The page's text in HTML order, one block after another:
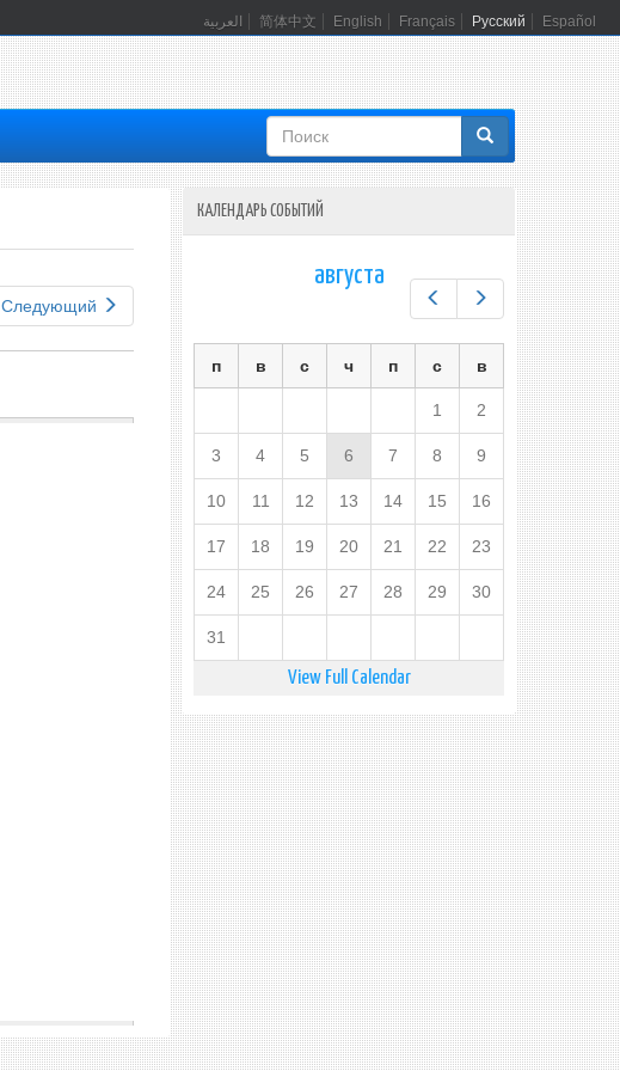
العربية 简体中文 English Français Русский Español
Форма
поиска
Следующий
КАЛЕНДАРЬ СОБЫТИЙ
Предыдущий
Следующий
августа
п в с ч п с в
1 2
3 4 5 6 7 8 9
10 11 12 13 14 15 16
17 18 19 20 21 22 23
24 25 26 27 28 29 30
31
View Full Calendar